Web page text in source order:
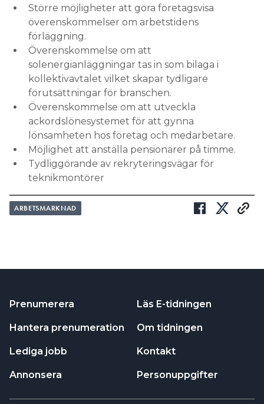
Större möjligheter att göra företagsvisa
överenskommelser om arbetstidens
förläggning.
Överenskommelse om att
solenergianläggningar tas in som bilaga i
kollektivavtalet vilket skapar tydligare
förutsättningar för branschen.
Överenskommelse om att utveckla
ackordslönesystemet för att gynna
lönsamheten hos företag och medarbetare.
Möjlighet att anställa pensionärer på timme.
Tydliggörande av rekryteringsvägar för
teknikmontörer
ARBETSMARKNAD
Prenumerera
Hantera prenumeration
Lediga jobb
Annonsera
Läs E-tidningen
Om tidningen
Kontakt
Personuppgifter